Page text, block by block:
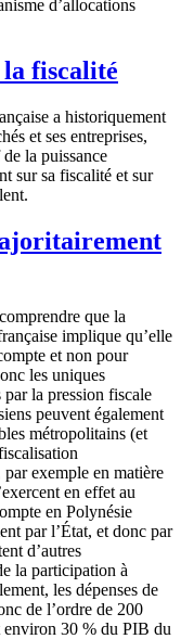
d’allocations
fiscalité
a historiquement
et ses entreprises,
la puissance
sur sa fiscalité et sur
que la
implique qu’elle
et non pour
les uniques
par la pression fiscale
peuvent également
métropolitains (et
par exemple en matière
en effet au
en Polynésie
par l’État, et donc par
d’autres
la participation à
les dépenses de
de l’ordre de 200
30 % du PIB du